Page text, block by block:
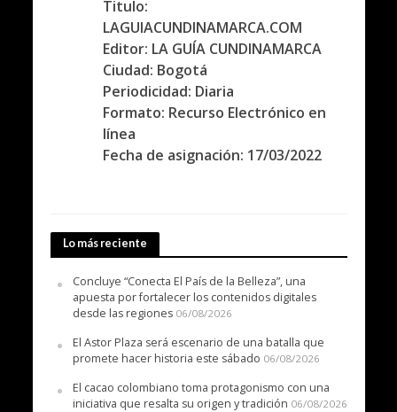
Titulo:
LAGUIACUNDINAMARCA.COM
Editor: LA GUÍA CUNDINAMARCA
Ciudad: Bogotá
Periodicidad: Diaria
Formato: Recurso Electrónico en
línea
Fecha de asignación: 17/03/2022
Lo más reciente
Concluye “Conecta El País de la Belleza”, una
apuesta por fortalecer los contenidos digitales
desde las regiones 06/08/2026
El Astor Plaza será escenario de una batalla que
promete hacer historia este sábado 06/08/2026
El cacao colombiano toma protagonismo con una
iniciativa que resalta su origen y tradición 06/08/2026